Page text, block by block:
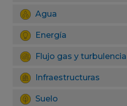
Agua
Energía
Flujo gas y turbulencia
Infraestructuras
Suelo